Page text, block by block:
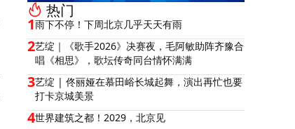
热门
1雨下不停！下周北京几乎天天有雨
2艺绽｜《歌手2026》决赛夜，毛阿敏助阵齐豫合
唱《相思》，歌坛传奇同台情怀满满
3艺绽 | 佟丽娅在慕田峪长城起舞，演出再忙也要
打卡京城美景
4世界建筑之都！2029，北京见